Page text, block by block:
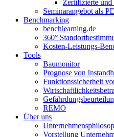
Zertifizierte
Seminarangebot als
Benchmarking
benchlearning.de
360°
Kosten-Leistungs-
Tools
Baumonitor
Prognose von
Funktionssicherheit
REMO
Über uns
Vorstellung